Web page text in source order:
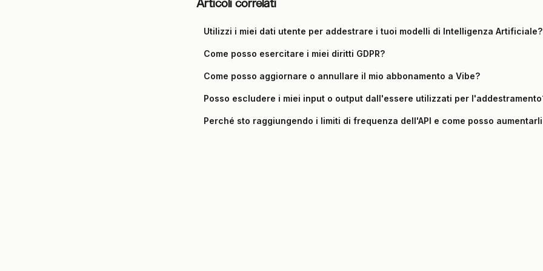
Articoli correlati
Utilizzi i miei dati utente per addestrare i tuoi modelli di Intelligenza Artificiale?
Come posso esercitare i miei diritti GDPR?
Come posso aggiornare o annullare il mio abbonamento a Vibe?
Posso escludere i miei input o output dall'essere utilizzati per
Perché sto raggiungendo i limiti di frequenza dell'API e come posso